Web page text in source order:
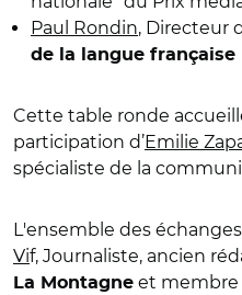
Paul Rondin, Directeur
de la langue française
Cette table ronde
participation d’Emilie
spécialiste de la
L'ensemble des
Vif, Journaliste, ancien
La Montagne et membre